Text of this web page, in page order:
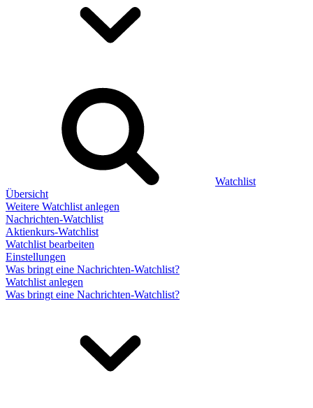
Watchlist
Übersicht
Weitere Watchlist anlegen
Nachrichten-Watchlist
Aktienkurs-Watchlist
Watchlist bearbeiten
Einstellungen
Was bringt eine Nachrichten-Watchlist?
Watchlist anlegen
Was bringt eine Nachrichten-Watchlist?